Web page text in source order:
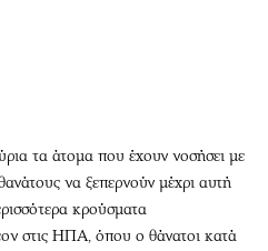
Wine routes
Podcasts
Uncut
τα άτομα που έχουν νοσήσει με
να ξεπερνούν μέχρι αυτή
κρούσματα
στις ΗΠΑ, όπου ο θάνατοι κατά